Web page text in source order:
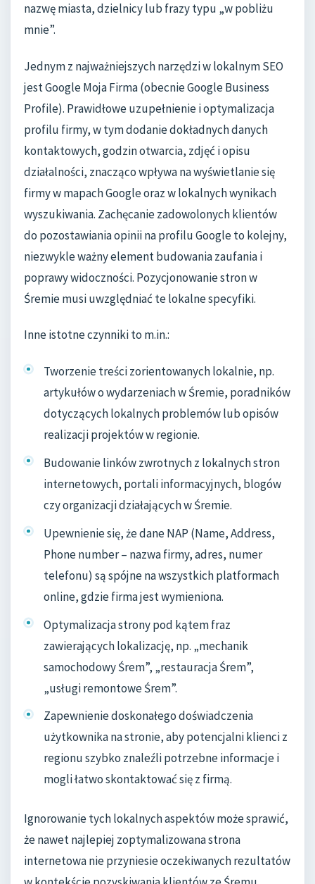
nazwę miasta, dzielnicy lub frazy typu „w pobliżu
mnie”.
Jednym z najważniejszych narzędzi w lokalnym SEO
jest Google Moja Firma (obecnie Google Business
Profile). Prawidłowe uzupełnienie i optymalizacja
profilu firmy, w tym dodanie dokładnych danych
kontaktowych, godzin otwarcia, zdjęć i opisu
działalności, znacząco wpływa na wyświetlanie się
firmy w mapach Google oraz w lokalnych wynikach
wyszukiwania. Zachęcanie zadowolonych klientów
do pozostawiania opinii na profilu Google to kolejny,
niezwykle ważny element budowania zaufania i
poprawy widoczności. Pozycjonowanie stron w
Śremie musi uwzględniać te lokalne specyfiki.
Inne istotne czynniki to m.in.:
Tworzenie treści zorientowanych lokalnie, np.
artykułów o wydarzeniach w Śremie, poradników
dotyczących lokalnych problemów lub opisów
realizacji projektów w regionie.
Budowanie linków zwrotnych z lokalnych stron
internetowych, portali informacyjnych, blogów
czy organizacji działających w Śremie.
Upewnienie się, że dane NAP (Name, Address,
Phone number – nazwa firmy, adres, numer
telefonu) są spójne na wszystkich platformach
online, gdzie firma jest wymieniona.
Optymalizacja strony pod kątem fraz
zawierających lokalizację, np. „mechanik
samochodowy Śrem”, „restauracja Śrem”,
„usługi remontowe Śrem”.
Zapewnienie doskonałego doświadczenia
użytkownika na stronie, aby potencjalni klienci z
regionu szybko znaleźli potrzebne informacje i
mogli łatwo skontaktować się z firmą.
Ignorowanie tych lokalnych aspektów może sprawić,
że nawet najlepiej zoptymalizowana strona
internetowa nie przyniesie oczekiwanych rezultatów